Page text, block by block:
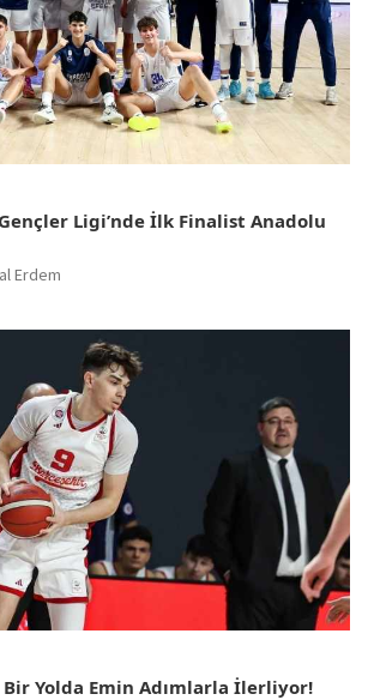
Ligi’nde İlk Finalist Anadolu
Erdem
Bir Yolda Emin Adımlarla İlerliyor!